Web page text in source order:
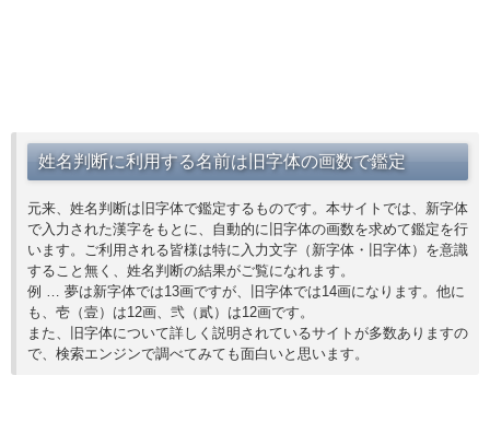
姓名判断に利用する名前は旧字体の画数で鑑定
元来、姓名判断は旧字体で鑑定するものです。本サイトでは、新字体
で入力された漢字をもとに、自動的に旧字体の画数を求めて鑑定を行
います。ご利用される皆様は特に入力文字（新字体・旧字体）を意識
すること無く、姓名判断の結果がご覧になれます。
例 … 夢は新字体では13画ですが、旧字体では14画になります。他に
も、壱（壹）は12画、弐（貳）は12画です。
また、旧字体について詳しく説明されているサイトが多数ありますの
で、検索エンジンで調べてみても面白いと思います。